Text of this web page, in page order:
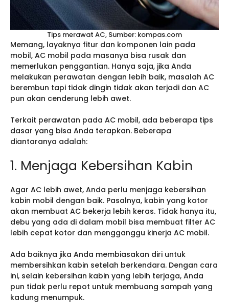
Tips merawat AC, Sumber: kompas.com
Memang, layaknya fitur dan komponen lain pada
mobil, AC mobil pada masanya bisa rusak dan
memerlukan penggantian. Hanya saja, jika Anda
melakukan perawatan dengan lebih baik, masalah AC
berembun tapi tidak dingin tidak akan terjadi dan AC
pun akan cenderung lebih awet.
Terkait perawatan pada AC mobil, ada beberapa tips
dasar yang bisa Anda terapkan. Beberapa
diantaranya adalah:
1. Menjaga Kebersihan Kabin
Agar AC lebih awet, Anda perlu menjaga kebersihan
kabin mobil dengan baik. Pasalnya, kabin yang kotor
akan membuat AC bekerja lebih keras. Tidak hanya itu,
debu yang ada di dalam mobil bisa membuat filter AC
lebih cepat kotor dan mengganggu kinerja AC mobil.
Ada baiknya jika Anda membiasakan diri untuk
membersihkan kabin setelah berkendara. Dengan cara
ini, selain kebersihan kabin yang lebih terjaga, Anda
pun tidak perlu repot untuk membuang sampah yang
kadung menumpuk.